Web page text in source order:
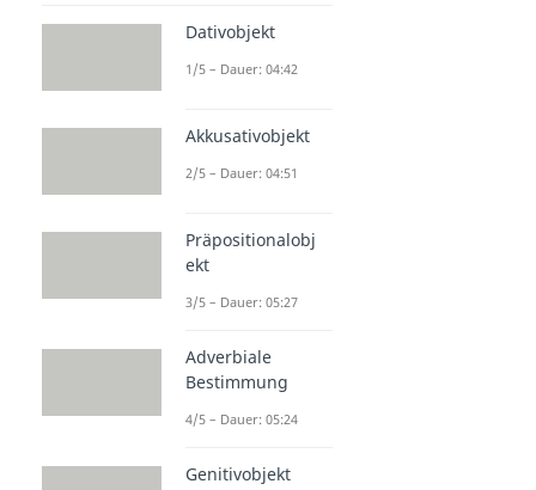
Dativobjekt
1/5 – Dauer: 04:42
Akkusativobjekt
2/5 – Dauer: 04:51
Präpositionalobj
ekt
3/5 – Dauer: 05:27
Adverbiale
Bestimmung
4/5 – Dauer: 05:24
Genitivobjekt